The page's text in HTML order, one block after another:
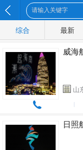
综合 最新
威海
山
日照